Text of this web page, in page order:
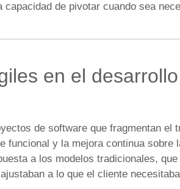
de pivotar cuando sea
en el
de software que fragmentan el
funcional y la mejora continua sobre
a los modelos tradicionales, que
a lo que el cliente